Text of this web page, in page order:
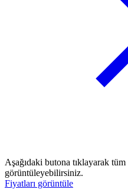
Aşağıdaki butona tıklayarak
görüntüleyebilirsiniz.
Fiyatları görüntüle